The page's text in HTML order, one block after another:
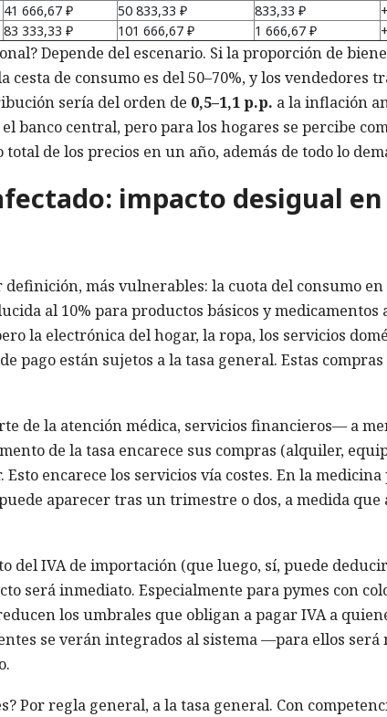
41 666,67 ₽ 50 833,33 ₽ 833,33 ₽
83 333,33 ₽ 101 666,67 ₽ 1 666,67 ₽
Depende del escenario. Si la proporción de
cesta de consumo es del 50–70%, y los vendedores
sería del orden de 0,5–1,1 p.p. a la inflación
banco central, pero para los hogares se percibe
de los precios en un año, además de todo lo
impacto desigual en
definición, más vulnerables: la cuota del consumo
al 10% para productos básicos y medicamentos
la electrónica del hogar, la ropa, los servicios
pago están sujetos a la tasa general. Estas compras
de la atención médica, servicios financieros— a
de la tasa encarece sus compras (alquiler,
encarece los servicios vía costes. En la
aparecer tras un trimestre o dos, a medida que
del IVA de importación (que luego, sí, puede
será inmediato. Especialmente para pymes con
los umbrales que obligan a pagar IVA a
se verán integrados al sistema —para ellos será
Por regla general, a la tasa general. Con